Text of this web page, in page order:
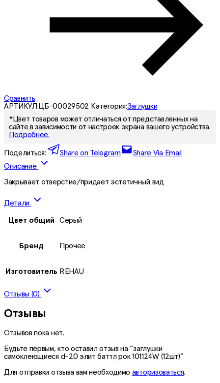
Сравнить
АРТИКУЛ:ЦБ-00029502 Категория:Заглушки
*Цвет товаров может отличаться от представленных на
сайте в зависимости от настроек экрана вашего устройства.
Подробнее.
Поделиться: Share on Telegram
Share Via Email
Описание
Закрывает отверстие/придает эстетичный вид
Детали
Цвет общий Серый
Бренд Прочее
Изготовитель REHAU
Отзывы (0)
Отзывы
Отзывов пока нет.
Будьте первым, кто оставил отзыв на “заглушки
самоклеющиеся d-20 элит баттл рок 101124W (12шт)”
Для отправки отзыва вам необходимо авторизоваться.